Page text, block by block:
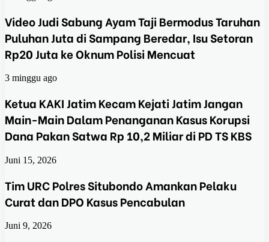
Video Judi Sabung Ayam Taji Bermodus Taruhan
Puluhan Juta di Sampang Beredar, Isu Setoran
Rp20 Juta ke Oknum Polisi Mencuat
3 minggu ago
Ketua KAKI Jatim Kecam Kejati Jatim Jangan
Main-Main Dalam Penanganan Kasus Korupsi
Dana Pakan Satwa Rp 10,2 Miliar di PD TS KBS
Juni 15, 2026
Tim URC Polres Situbondo Amankan Pelaku
Curat dan DPO Kasus Pencabulan
Juni 9, 2026